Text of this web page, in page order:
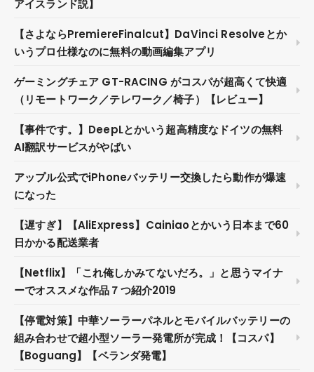
アイスランド説】
【さよならPremiereFinalcut】DaVinci Resolveとか
いうプロ仕様なのに無料の動画編集アプリ
ゲーミングチェア GT-RACING がコスパが超高くて快適
（リモートワーク／テレワーク／椅子）【レビュー】
【事件です。】DeepLとかいう超高精度なドイツの無料
AI翻訳サービスがやばい
アップル公式でiPhoneバッテリー交換したら動作が爆速
になった
【遅すぎ】【AliExpress】Cainiaoとかいう日本まで60
日かかる配送業者
【Netflix】「これ俺しかみてないだろ。」と思うマイナ
ーでオススメな作品７つ紹介2019
【停電対策】中華ソーラーパネルとモバイルバッテリーの
組み合わせで超小型ソーラー発電所が完成！【コスパ】
【Boguang】【ベランダ発電】